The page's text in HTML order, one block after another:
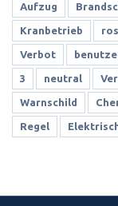
Aufzug
Kranbetrieb
Verbot
3 neutral
Warnschild
Regel